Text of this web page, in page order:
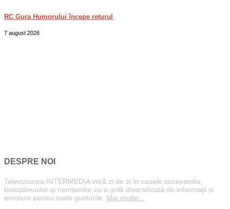
RC Gura Humorului începe returul
7 august 2026
DESPRE NOI
Televiziunea INTERMEDIA intră zi de zi în casele sucevenilor,
botoșănenilor și nemțenilor cu o grilă diversificată de informații și
emisiuni pentru toate gusturile. Mai multe...